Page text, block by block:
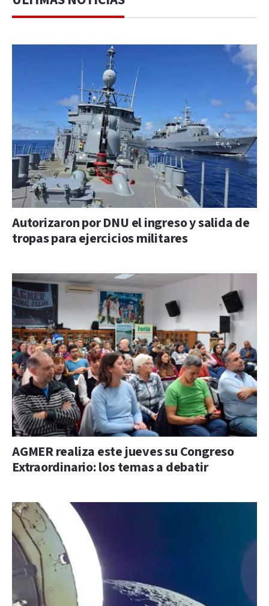
Autorizaron por DNU el ingreso y salida de
tropas para ejercicios militares
AGMER realiza este jueves su Congreso
Extraordinario: los temas a debatir